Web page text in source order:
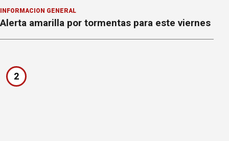
INFORMACION GENERAL
Alerta amarilla por tormentas para este viernes
2